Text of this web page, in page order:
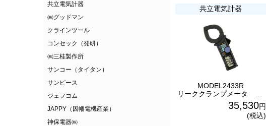
共立電気計器
㈱グッドマン
クラインツール
コンセック（発研）
㈱三桂製作所
サンコー（タイタン）
サンピース
ジェフコム
JAPPY（因幡電機産業）
神保電器㈱
共立電気計器
MODEL2433R
35,530円
(税込)